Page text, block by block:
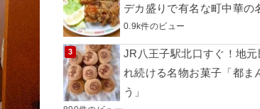
デカ盛りで有名な町中華の
0.9k件のビュー
JR八王子駅北口すぐ！地元
れ続ける名物お菓子「都ま
う」